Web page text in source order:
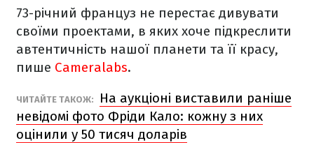
73-річний француз не перестає дивувати
своїми проектами, в яких хоче підкреслити
автентичність нашої планети та її красу,
пише Cameralabs.
ЧИТАЙТЕ ТАКОЖ:
На аукціоні виставили раніше
невідомі фото Фріди Кало: кожну з них
оцінили у 50 тисяч доларів